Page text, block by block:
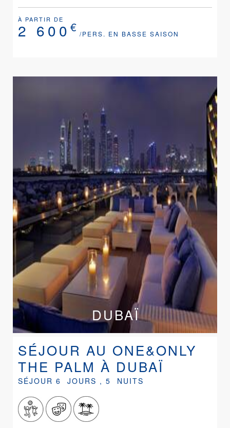
À PARTIR DE
2 600 € /PERS. EN BASSE SAISON
DUBAÏ
SÉJOUR AU ONE&ONLY
THE PALM À DUBAÏ
SÉJOUR 6 JOURS , 5 NUITS